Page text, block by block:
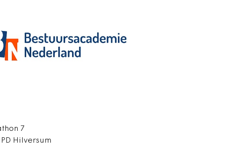
7
PD Hilversum